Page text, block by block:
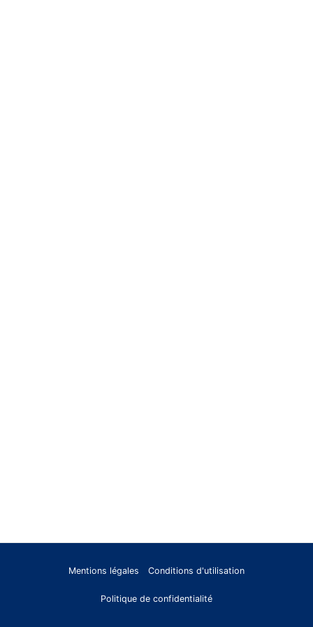
Mentions légales Conditions d'utilisation
Politique de confidentialité